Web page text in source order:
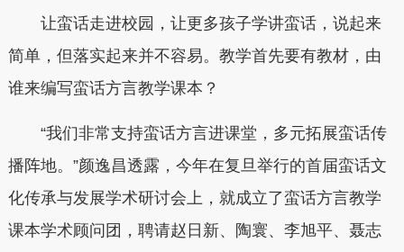
让蛮话走进校园，让更多孩子学讲蛮话，说起来
简单，但落实起来并不容易。教学首先要有教材，由
谁来编写蛮话方言教学课本？
“我们非常支持蛮话方言进课堂，多元拓展蛮话传
播阵地。”颜逸昌透露，今年在复旦举行的首届蛮话文
化传承与发展学术研讨会上，就成立了蛮话方言教学
课本学术顾问团，聘请赵日新、陶寰、李旭平、聂志